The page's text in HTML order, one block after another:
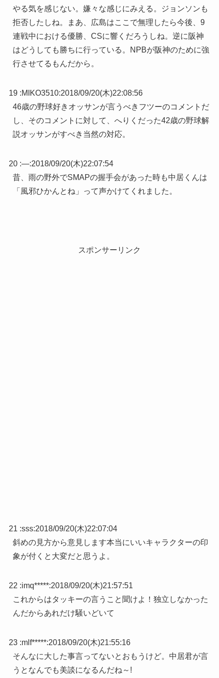
やる気を感じない。嫌々な感じにみえる。ジョンソンも
拒否したしね。まあ、広島はここで無理したら今後、9
連戦中における優勝、CSに響くだろうしね。逆に阪神
はどうしても勝ちに行っている。NPBが阪神のために強
行させてるもんだから。
19 :MIKO3510:2018/09/20(木)22:08:56
46歳の野球好きオッサンが言うべきフツーのコメントだ
し、そのコメントに対して、へりくだった42歳の野球解
説オッサンがすべき当然の対応。
20 :—:2018/09/20(木)22:07:54
昔、雨の野外でSMAPの握手会があった時も中居くんは
「風邪ひかんとね」って声かけてくれました。
スポンサーリンク
21 :sss:2018/09/20(木)22:07:04
斜めの見方から意見します本当にいいキャラクターの印
象が付くと大変だと思うよ。
22 :imq*****:2018/09/20(木)21:57:51
これからはタッキーの言うこと聞けよ！独立しなかった
んだからあれだけ騒いどいて
23 :mlf*****:2018/09/20(木)21:55:16
そんなに大した事言ってないとおもうけど。中居君が言
うとなんでも美談になるんだね～!